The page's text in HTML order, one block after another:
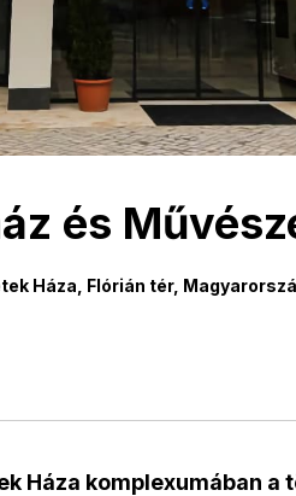
és
Háza, Flórián tér,
Háza komplexumában